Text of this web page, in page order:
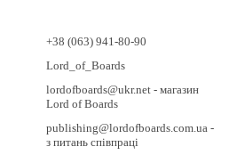
+38 (063) 941-80-90
Lord_of_Boards
lordofboards@ukr.net - магазин
Lord of Boards
publishing@lordofboards.com.ua -
з питань співпраці